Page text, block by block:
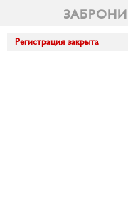
Регистрация закрыта